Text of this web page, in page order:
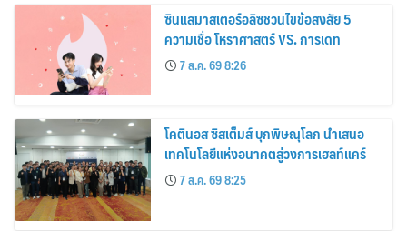
ซินแสมาสเตอร์อลิซชวนไขข้อสงสัย 5
ความเชื่อ โหราศาสตร์ VS. การเดท
7 ส.ค. 69 8:26
โคตินอส ซิสเต็มส์ บุกพิษณุโลก นำเสนอ
เทคโนโลยีแห่งอนาคตสู่วงการเฮลท์แคร์
7 ส.ค. 69 8:25